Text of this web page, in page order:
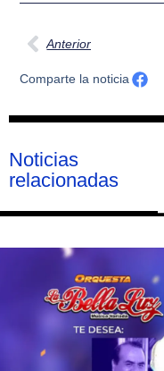
Anterior
Comparte la noticia
Noticias
relacionadas